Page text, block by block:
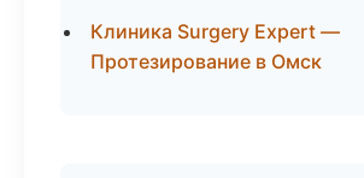
Клиника Surgery Expert —
Протезирование в Омск